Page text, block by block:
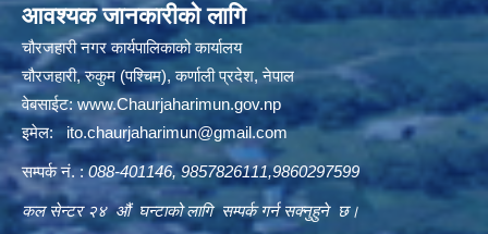
आवश्यक जानकारीको लागि
चौरजहारी नगर कार्यपालिकाको कार्यालय
चौरजहारी, रुकुम (पश्चिम), कर्णाली प्रदेश, नेपाल
वेबसाईट:www.Chaurjaharimun.gov.np
इमेल: ito.chaurjaharimun@gmail.com
सम्पर्क नं. :088-401146, 9857826111,9860297599
कल सेन्टर २४ औं घन्टाको लागि सम्पर्क गर्न सक्नुहुने छ।